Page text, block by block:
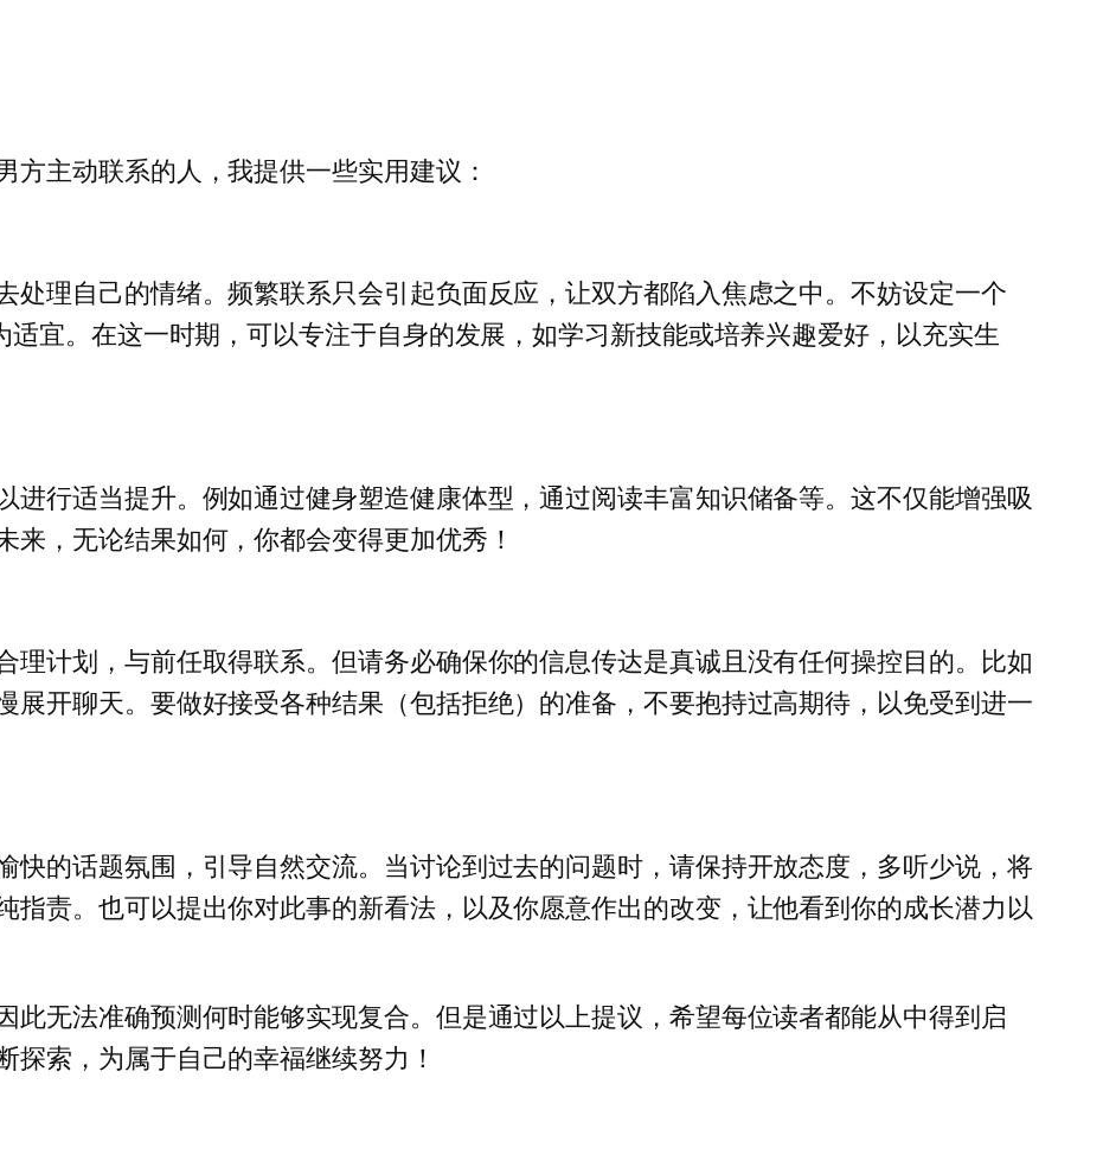
主动联系的人，我提供一些实用建议：
处理自己的情绪。频繁联系只会引起负面反应，让双方都陷入焦虑之中。不妨设定一个
适宜。在这一时期，可以专注于自身的发展，如学习新技能或培养兴趣爱好，以充实生
进行适当提升。例如通过健身塑造健康体型，通过阅读丰富知识储备等。这不仅能增强吸
，无论结果如何，你都会变得更加优秀！
理计划，与前任取得联系。但请务必确保你的信息传达是真诚且没有任何操控目的。比如
展开聊天。要做好接受各种结果（包括拒绝）的准备，不要抱持过高期待，以免受到进一
快的话题氛围，引导自然交流。当讨论到过去的问题时，请保持开放态度，多听少说，将
指责。也可以提出你对此事的新看法，以及你愿意作出的改变，让他看到你的成长潜力以
此无法准确预测何时能够实现复合。但是通过以上提议，希望每位读者都能从中得到启
索，为属于自己的幸福继续努力！